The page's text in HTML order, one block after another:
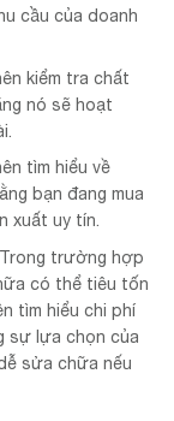
cầu của doanh
kiểm tra chất
nó sẽ hoạt
tìm hiểu về
bạn đang mua
xuất uy tín.
trường hợp
có thể tiêu tốn
tìm hiểu chi phí
sự lựa chọn của
sửa chữa nếu